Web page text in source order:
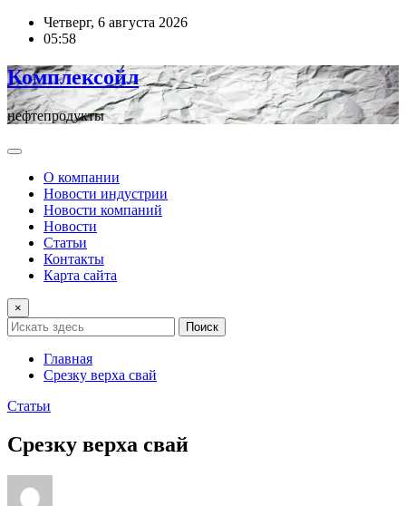
ПерейтиЧетверг, 6 августа 2026
05:58
Комплексойл
нефтепродукты
О компании
Новости индустрии
Новости компаний
Новости
Статьи
Контакты
Карта сайта
×
Поиск
Главная
Срезку верха свай
Статьи
Срезку верха свай